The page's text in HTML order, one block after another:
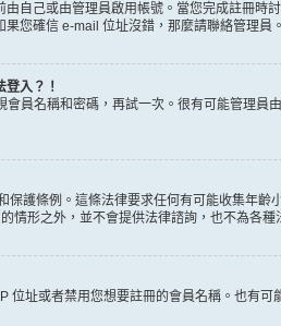
自己或由管理員啟用帳號。當您完成註冊
您確信 e-mail 位址沒錯，那麼請聯絡管理員。
入？！
員名稱和密碼，再試一次。很有可能管理
保護條例。這條法律要求任何有可能收集年
情形之外，並不會提供法律諮詢，也不為各種
位址或者禁用您想要註冊的會員名稱。也有